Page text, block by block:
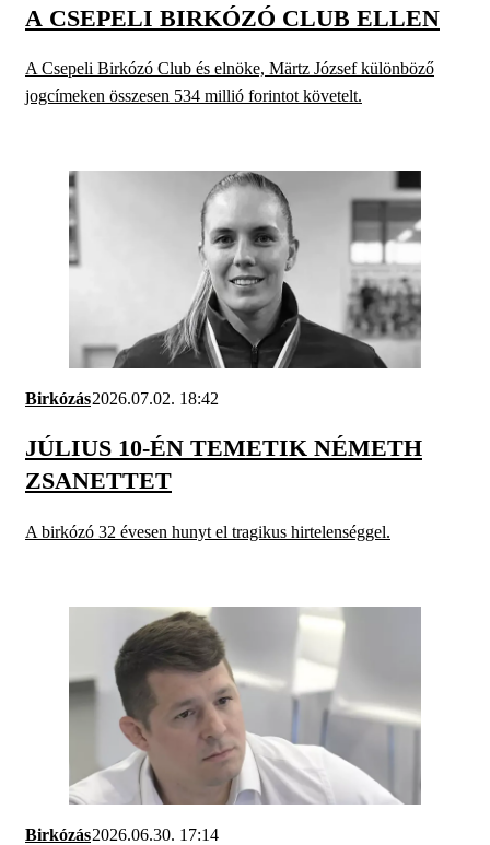
A CSEPELI BIRKÓZÓ CLUB ELLEN
A Csepeli Birkózó Club és elnöke, Märtz József különböző
jogcímeken összesen 534 millió forintot követelt.
Birkózás2026.07.02. 18:42
JÚLIUS 10-ÉN TEMETIK NÉMETH
ZSANETTET
A birkózó 32 évesen hunyt el tragikus hirtelenséggel.
Birkózás2026.06.30. 17:14